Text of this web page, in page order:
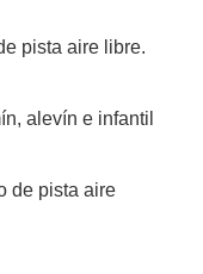
pista aire libre.
alevín e infantil
de pista aire